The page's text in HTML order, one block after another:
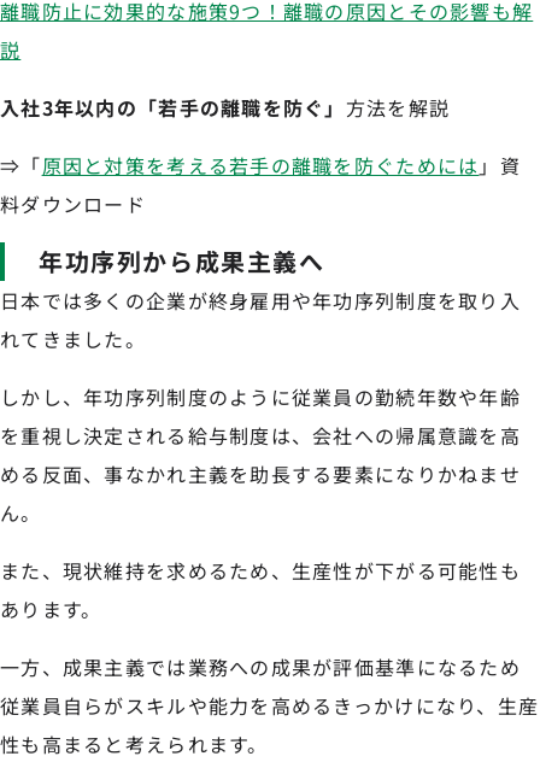
離職防止に効果的な施策9つ！離職の原因とその影響も解
説
入社3年以内の「若手の離職を防ぐ」 方法を解説
⇒「原因と対策を考える若手の離職を防ぐためには 」資
料ダウンロード
年功序列から成果主義へ
日本では多くの企業が終身雇用や年功序列制度を取り入
れてきました。
しかし、年功序列制度のように従業員の勤続年数や年齢
を重視し決定される給与制度は、会社への帰属意識を高
める反面、事なかれ主義を助長する要素になりかねませ
ん。
また、現状維持を求めるため、生産性が下がる可能性も
あります。
一方、成果主義では業務への成果が評価基準になるため
従業員自らがスキルや能力を高めるきっかけになり、生産
性も高まると考えられます。